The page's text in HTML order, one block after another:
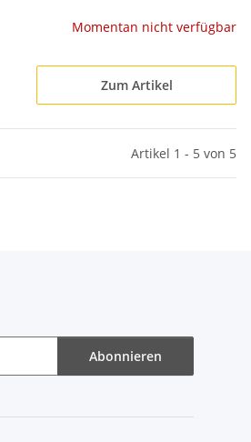
Momentan nicht verfügbar
Zum Artikel
Artikel 1 - 5 von 5
Abonnieren